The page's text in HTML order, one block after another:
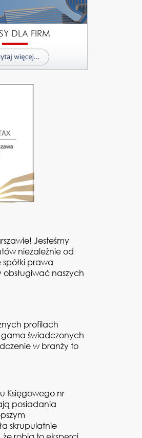
Jesteśmy
niezależnie od
prawa
naszych
profilach
gama świadczonych
w branży to
Księgowego nr
posiadania
skrupulatnie